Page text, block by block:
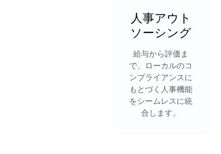
人事アウト
ソーシング
給与から評価ま
で、ローカルのコ
ンプライアンスに
もとづく人事機能
をシームレスに統
合します。